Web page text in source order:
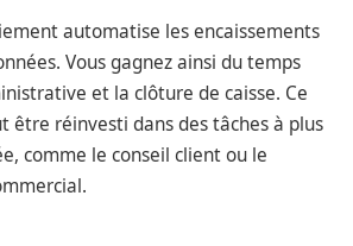
automatise les encaissements
Vous gagnez ainsi du temps
et la clôture de caisse. Ce
être réinvesti dans des tâches à plus
comme le conseil client ou le